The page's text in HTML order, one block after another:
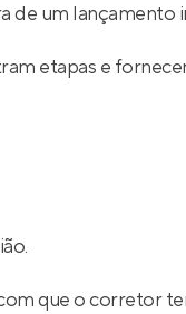
de um
etapas e
que o corretor